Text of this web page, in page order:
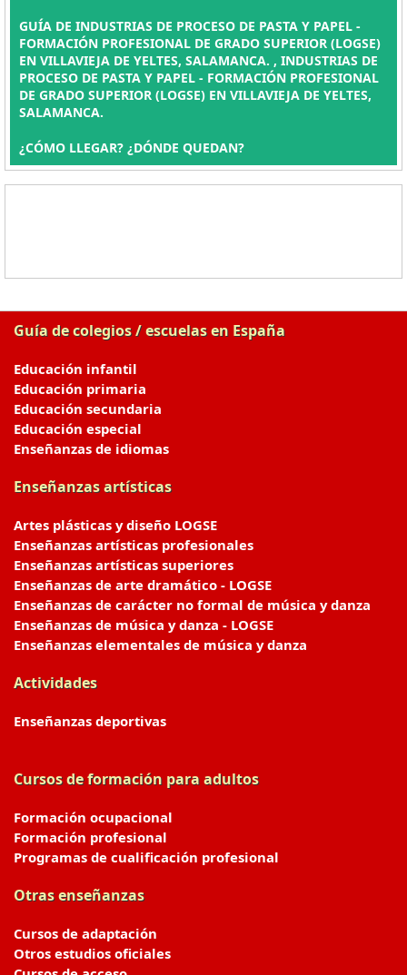
GUÍA DE INDUSTRIAS DE PROCESO DE PASTA Y PAPEL -
FORMACIÓN PROFESIONAL DE GRADO SUPERIOR (LOGSE)
EN VILLAVIEJA DE YELTES, SALAMANCA. , INDUSTRIAS DE
PROCESO DE PASTA Y PAPEL - FORMACIÓN PROFESIONAL
DE GRADO SUPERIOR (LOGSE) EN VILLAVIEJA DE YELTES,
SALAMANCA.
¿CÓMO LLEGAR? ¿DÓNDE QUEDAN?
Guía de colegios / escuelas en España
Educación infantil
Educación primaria
Educación secundaria
Educación especial
Enseñanzas de idiomas
Enseñanzas artísticas
Artes plásticas y diseño LOGSE
Enseñanzas artísticas profesionales
Enseñanzas artísticas superiores
Enseñanzas de arte dramático - LOGSE
Enseñanzas de carácter no formal de música y danza
Enseñanzas de música y danza - LOGSE
Enseñanzas elementales de música y danza
Actividades
Enseñanzas deportivas
Cursos de formación para adultos
Formación ocupacional
Formación profesional
Programas de cualificación profesional
Otras enseñanzas
Cursos de adaptación
Otros estudios oficiales